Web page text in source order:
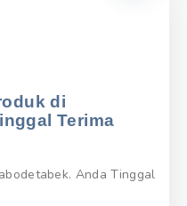
di
Terima
Anda Tinggal